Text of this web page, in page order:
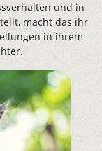
und in
macht das ihr
in ihrem